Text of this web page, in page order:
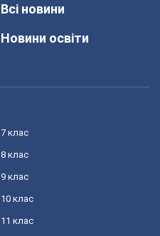
Всі новини
Новини освіти
7 клас
8 клас
9 клас
10 клас
11 клас